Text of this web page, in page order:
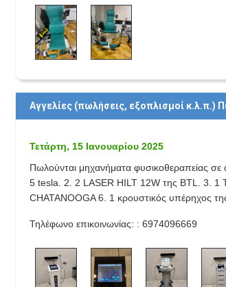
Αγγελίες (πωλήσεις, εξοπλισμοί κ.λ.π.)
Τετάρτη, 15 Ιανουαρίου 2025
Πωλούνται μηχανήματα φυσικοθεραπείας σε
5 tesla. 2. 2 LASER HILT 12W της BTL. 3. 1
CHATANOOGA 6. 1 κρουστικός υπέρηχος
Τηλέφωνο επικοινωνίας: : 6974096669